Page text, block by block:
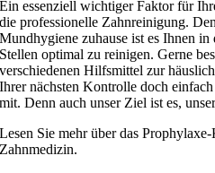
Ein essenziell wichtiger Faktor für
die professionelle Zahnreinigung.
Mundhygiene zuhause ist es Ihnen
Stellen optimal zu reinigen. Gerne
verschiedenen Hilfsmittel zur
Ihrer nächsten Kontrolle doch
mit. Denn auch unser Ziel ist es,
Lesen Sie mehr über das
Zahnmedizin.